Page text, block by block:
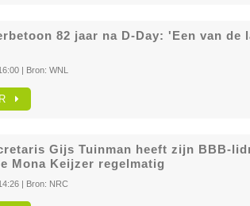
82 jaar na D-Day: 'Een van de
| Bron: WNL
Gijs Tuinman heeft zijn BBB-
Mona Keijzer regelmatig
| Bron: NRC